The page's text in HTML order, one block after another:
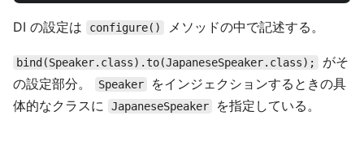
DI の設定は configure() メソッドの中で記述する。
bind(Speaker.class).to(JapaneseSpeaker.class);
がそ
の設定部分。
Speaker
をインジェクションするときの具
体的なクラスに
JapaneseSpeaker を指定している。